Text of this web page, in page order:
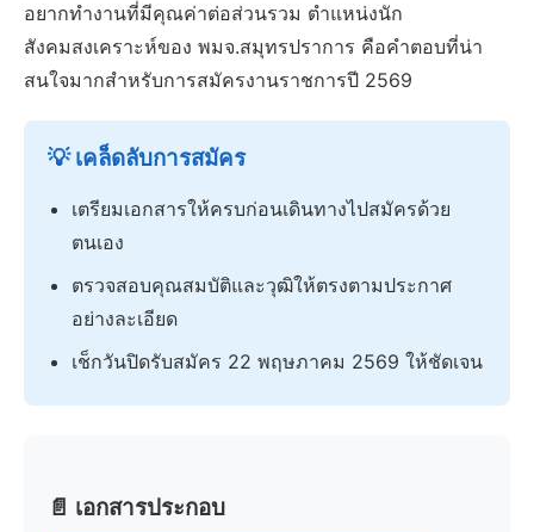
อยากทำงานที่มีคุณค่าต่อส่วนรวม ตำแหน่งนัก
สังคมสงเคราะห์ของ พมจ.สมุทรปราการ คือคำตอบที่น่า
สนใจมากสำหรับการสมัครงานราชการปี 2569
💡 เคล็ดลับการสมัคร
เตรียมเอกสารให้ครบก่อนเดินทางไปสมัครด้วย
ตนเอง
ตรวจสอบคุณสมบัติและวุฒิให้ตรงตามประกาศ
อย่างละเอียด
เช็กวันปิดรับสมัคร 22 พฤษภาคม 2569 ให้ชัดเจน
📄 เอกสารประกอบ